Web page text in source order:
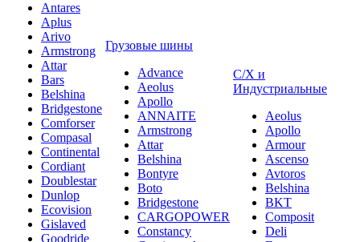
Antares
Aplus
Arivo
Armstrong
Attar
Bars
Belshina
Bridgestone
Comforser
Compasal
Continental
Cordiant
Doublestar
Dunlop
Ecovision
Gislaved
Goodride
Грузовые шины
Advance
Aeolus
Apollo
ANNAITE
Armstrong
Attar
Belshina
Bontyre
Boto
Bridgestone
CARGOPOWER
Constancy
С/Х и
Индустриальные
Aeolus
Apollo
Armour
Ascenso
Avtoros
Belshina
BKT
Composit
Deli